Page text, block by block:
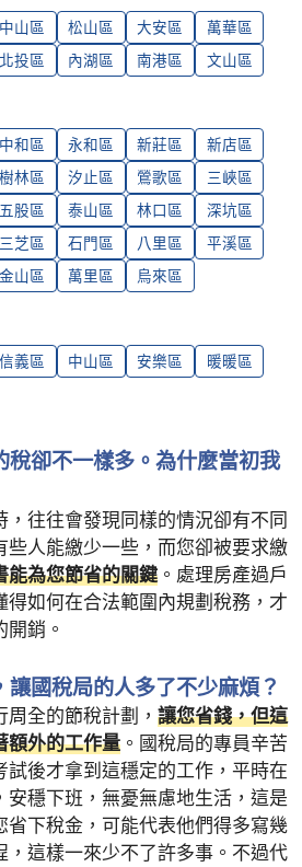
中山區 松山區 大安區
萬華區
北投區 內湖區 南港區 文山區
中和區 永和區 新莊區
新店區
樹林區 汐止區 鶯歌區
三峽區
五股區 泰山區 林口區
深坑區
三芝區 石門區 八里區
平溪區
金山區 萬里區 烏來區
信義區 中山區 安樂區
暖暖區
稅卻不一樣多。為什麼當初我
，往往會發現同樣的情況卻有不同
些人能繳少一些，而您卻被要求繳
能為您節省的關鍵 。處理房產過戶
得如何在合法範圍內規劃稅務，才
銷。
國稅局的人多了不少麻煩？
全的節稅計劃， 讓您省錢，但這
額外的工作量 。國稅局的專員辛苦
試後才拿到這穩定的工作，平時在
安穩下班，無憂無慮地生活，這是
省下稅金，可能代表他們得多寫幾
，這樣一來少不了許多事。不過代